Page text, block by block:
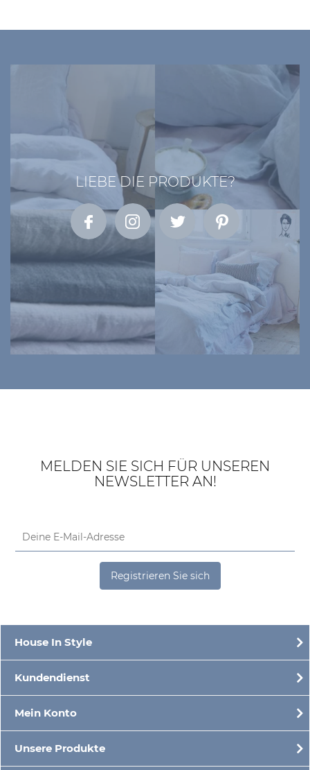
LIEBE DIE PRODUKTE?
MELDEN SIE SICH FÜR UNSEREN
NEWSLETTER AN!
Registrieren Sie sich
House In Style
Kundendienst
Mein Konto
Unsere Produkte